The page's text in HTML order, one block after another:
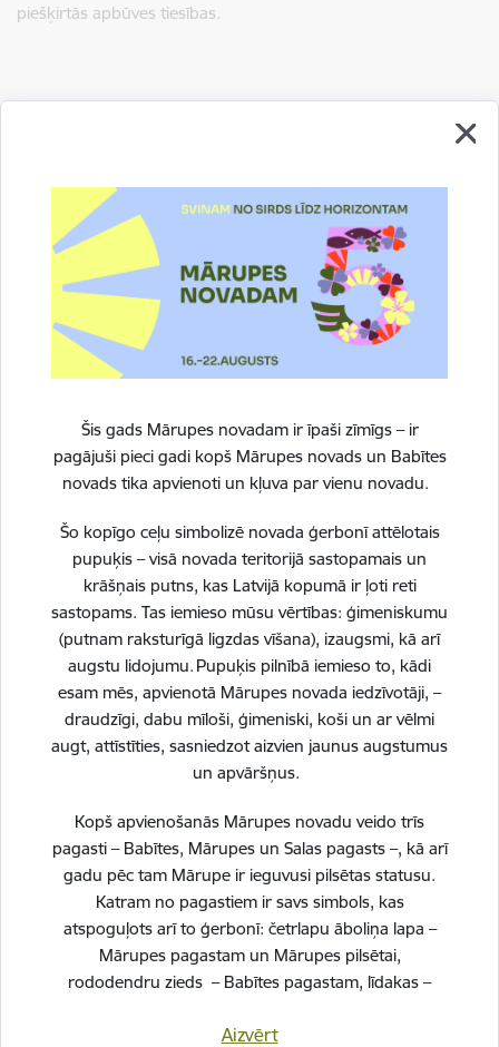
Šis gads Mārupes novadam ir īpaši zīmīgs – ir
pagājuši pieci gadi kopš Mārupes novads un Babītes
novads tika apvienoti un kļuva par vienu novadu.
Šo kopīgo ceļu simbolizē novada ģerbonī attēlotais
pupuķis – visā novada teritorijā sastopamais un
krāšņais putns, kas Latvijā kopumā ir ļoti reti
sastopams. Tas iemieso mūsu vērtības: ģimeniskumu
(putnam raksturīgā ligzdas vīšana), izaugsmi, kā arī
augstu lidojumu. Pupuķis pilnībā iemieso to, kādi
esam mēs, apvienotā Mārupes novada iedzīvotāji, –
draudzīgi, dabu mīloši, ģimeniski, koši un ar vēlmi
augt, attīstīties, sasniedzot aizvien jaunus augstumus
un apvāršņus.
Kopš apvienošanās Mārupes novadu veido trīs
pagasti – Babītes, Mārupes un Salas pagasts –, kā arī
gadu pēc tam Mārupe ir ieguvusi pilsētas statusu.
Katram no pagastiem ir savs simbols, kas
atspoguļots arī to ģerbonī: četrlapu āboliņa lapa –
Mārupes pagastam un Mārupes pilsētai,
rododendru zieds – Babītes pagastam, līdakas –
Aizvērt
piešķirtās apbūves tiesības.
Dalīties
Vai šī informācija bija noderīga?
Sniegt atsauksmi
Piesakies jaunumu saņemšanai savā e-pastā.